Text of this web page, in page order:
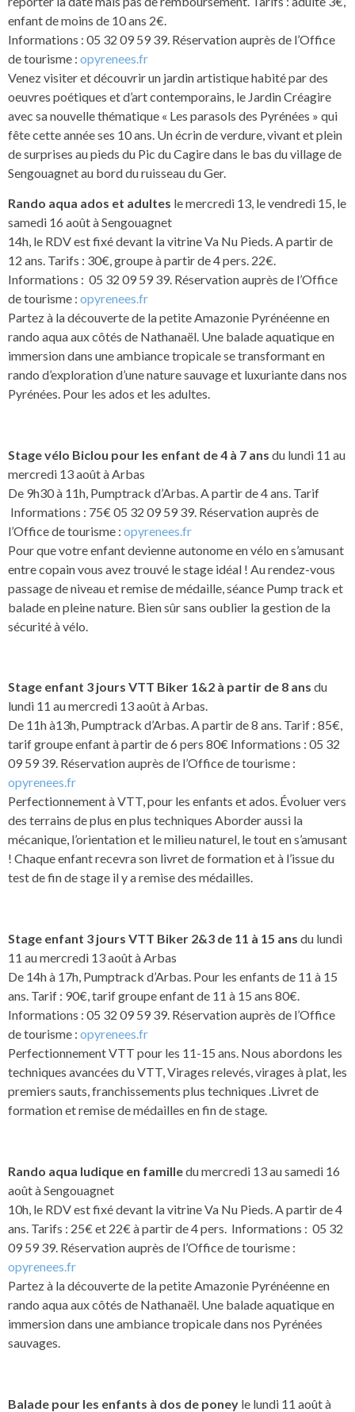
enfant de moins de 10 ans 2€.
Informations : 05 32 09 59 39. Réservation auprès de l’Office
de tourisme : opyrenees.fr
Venez visiter et découvrir un jardin artistique habité par des
oeuvres poétiques et d’art contemporains, le Jardin Créagire
avec sa nouvelle thématique « Les parasols des Pyrénées » qui
fête cette année ses 10 ans. Un écrin de verdure, vivant et plein
de surprises au pieds du Pic du Cagire dans le bas du village de
Sengouagnet au bord du ruisseau du Ger.
Rando aqua ados et adultes le mercredi 13, le vendredi 15, le
samedi 16 août à Sengouagnet
14h, le RDV est fixé devant la vitrine Va Nu Pieds. A partir de
12 ans. Tarifs : 30€, groupe à partir de 4 pers. 22€.
Informations : 05 32 09 59 39. Réservation auprès de l’Office
de tourisme : opyrenees.fr
Partez à la découverte de la petite Amazonie Pyrénéenne en
rando aqua aux côtés de Nathanaël. Une balade aquatique en
immersion dans une ambiance tropicale se transformant en
rando d’exploration d’une nature sauvage et luxuriante dans nos
Pyrénées. Pour les ados et les adultes.
Stage vélo Biclou pour les enfant de 4 à 7 ans du lundi 11 au
mercredi 13 août à Arbas
De 9h30 à 11h, Pumptrack d’Arbas. A partir de 4 ans. Tarif
Informations : 75€ 05 32 09 59 39. Réservation auprès de
l’Office de tourisme : opyrenees.fr
Pour que votre enfant devienne autonome en vélo en s’amusant
entre copain vous avez trouvé le stage idéal ! Au rendez-vous
passage de niveau et remise de médaille, séance Pump track et
balade en pleine nature. Bien sûr sans oublier la gestion de la
sécurité à vélo.
Stage enfant 3 jours VTT Biker 1&2 à partir de 8 ans du
lundi 11 au mercredi 13 août à Arbas.
De 11h à13h, Pumptrack d’Arbas. A partir de 8 ans. Tarif : 85€,
tarif groupe enfant à partir de 6 pers 80€ Informations : 05 32
09 59 39. Réservation auprès de l’Office de tourisme :
opyrenees.fr
Perfectionnement à VTT, pour les enfants et ados. Évoluer vers
des terrains de plus en plus techniques Aborder aussi la
mécanique, l’orientation et le milieu naturel, le tout en s’amusant
! Chaque enfant recevra son livret de formation et à l’issue du
test de fin de stage il y a remise des médailles.
Stage enfant 3 jours VTT Biker 2&3 de 11 à 15 ans du lundi
11 au mercredi 13 août à Arbas
De 14h à 17h, Pumptrack d’Arbas. Pour les enfants de 11 à 15
ans. Tarif : 90€, tarif groupe enfant de 11 à 15 ans 80€.
Informations : 05 32 09 59 39. Réservation auprès de l’Office
de tourisme : opyrenees.fr
Perfectionnement VTT pour les 11-15 ans. Nous abordons les
techniques avancées du VTT, Virages relevés, virages à plat, les
premiers sauts, franchissements plus techniques .Livret de
formation et remise de médailles en fin de stage.
Rando aqua ludique en familledu mercredi 13 au samedi 16
août à Sengouagnet
10h, le RDV est fixé devant la vitrine Va Nu Pieds. A partir de 4
ans. Tarifs : 25€ et 22€ à partir de 4 pers. Informations : 05 32
09 59 39. Réservation auprès de l’Office de tourisme :
opyrenees.fr
Partez à la découverte de la petite Amazonie Pyrénéenne en
rando aqua aux côtés de Nathanaël. Une balade aquatique en
immersion dans une ambiance tropicale dans nos Pyrénées
sauvages.
Balade pour les enfants à dos de poney le lundi 11 août à